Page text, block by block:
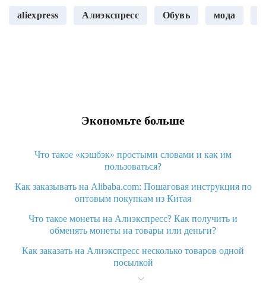
aliexpress Алиэкспресс Обувь мода
Экономьте больше
Что такое «кэшбэк» простыми словами и как им
пользоваться?
Как заказывать на Alibaba.com: Пошаговая инструкция по
оптовым покупкам из Китая
Что такое монеты на Алиэкспресс? Как получить и
обменять монеты на товары или деньги?
Как заказать на Алиэкспресс несколько товаров одной
посылкой